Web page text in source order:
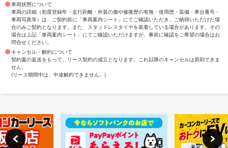
車両状態について
車両の詳細（初度登録年・走行距離・外装の傷や修復歴の有無・使用歴・装備・車台番号・
車両写真等）は、ご契約前に「車両案内シート」にてご確認いただき、ご納得いただけた場
合のみご契約となります。また、スタッドレスタイヤを装着している場合があります。その
場合は上記「車両案内シート」にてご確認いただけますが、事前に確認をご希望の場合はお
問合せください。
キャンセル・解約について
契約書の返送をもって、リース契約の成立となります。これ以降のキャンセルは原則できま
せん。
(リース期間中は、中途解約できません。)